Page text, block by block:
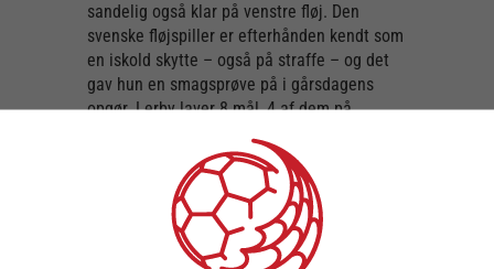
sandelig også klar på venstre fløj. Den
svenske fløjspiller er efterhånden kendt som
en iskold skytte – også på straffe – og det
gav hun en smagsprøve på i gårsdagens
opgør. Lerby laver 8 mål, 4 af dem på
straffe. Samlet MEP-score: 5,07
Anna Hviid Bang, BFH: Venstre back
Bjerringbro spiller i øjeblikket for at holde
sig væk fra nedrykningen – og i opgøret mod
København Håndbold var især én spiller klar